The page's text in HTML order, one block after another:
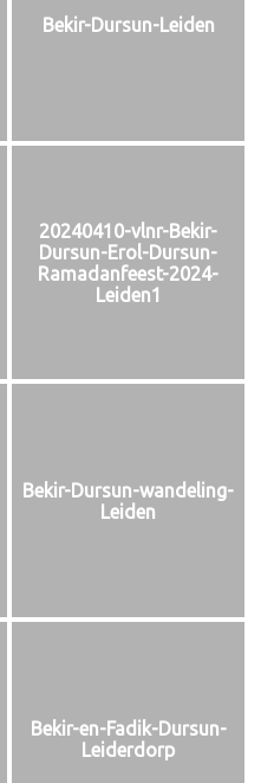
Bekir-Dursun-Leiden
20240410-vlnr-Bekir-
Dursun-Erol-Dursun-
Ramadanfeest-2024-
Leiden1
Bekir-Dursun-wandeling-
Leiden
Bekir-en-Fadik-Dursun-
Leiderdorp